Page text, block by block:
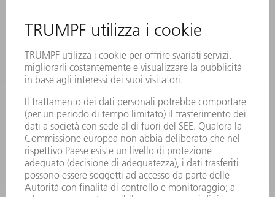
LASER
ELETTRONICA DI POTENZA
SMART FACTORY
SOFTWARE
SERVICES
APPLICAZIONI
SETTORI
L'AZIENDA
CARRIERA
OFFERTE DI LAVORO
PROFILO DELL'AZIENDA
PRESIDENZA
RELAZIONE DI BILANCIO
PRINCIPI AZIENDALI